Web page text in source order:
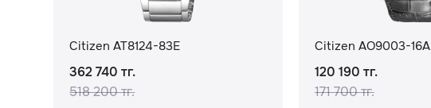
Citizen AT8124-83E
362 740 тг.
518 200 тг.
Citizen AO9003-16A
120 190 тг.
171 700 тг.